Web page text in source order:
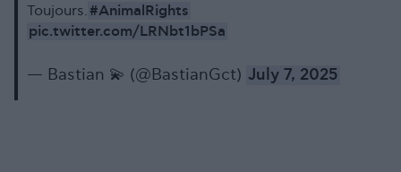
Toujours. #AnimalRights
pic.twitter.com/LRNbt1bPSa
— Bastian 💫 (@BastianGct) July 7, 2025